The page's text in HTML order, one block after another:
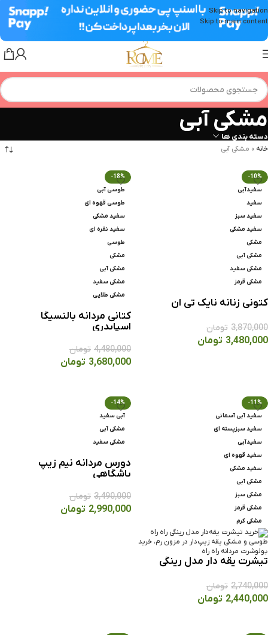
Skip to navigation
Skip to main content
مشکی آبی
دسته بندی ها
خانه » مشکی آبی
-10%
سفیدآبی
سفید
سفید سبز
سفید مشکی
مشکی
مشکی آبی
مشکی سفید
مشکی قرمز
کتونی زنانه نایک تی ان
3,870,000 تومان
3,480,000 تومان
-18%
طوسی آبی
طوسی قهوه ای
سفید مشکی
سفید نقره ای
طوسی
مشکی
مشکی آبی
مشکی سفید
مشکی طلایی
کتانی مردانه بالنسيگا
اسپايدری
4,480,000 تومان
3,680,000 تومان
-11%
سفید آبی آسمانی
سفید سبزپسته ای
سفیدآبی
سفید قهوه ای
سفید مشکی
مشکی آبی
مشکی سبز
مشکی قرمز
مشکی کرم
تيشرت يقه دار مدل رينگی
2,740,000 تومان
2,440,000 تومان
-14%
آبی سفید
مشکی آبی
مشکی سفید
دورس مردانه نيم زيپ
باشگاهی
3,490,000 تومان
2,990,000 تومان